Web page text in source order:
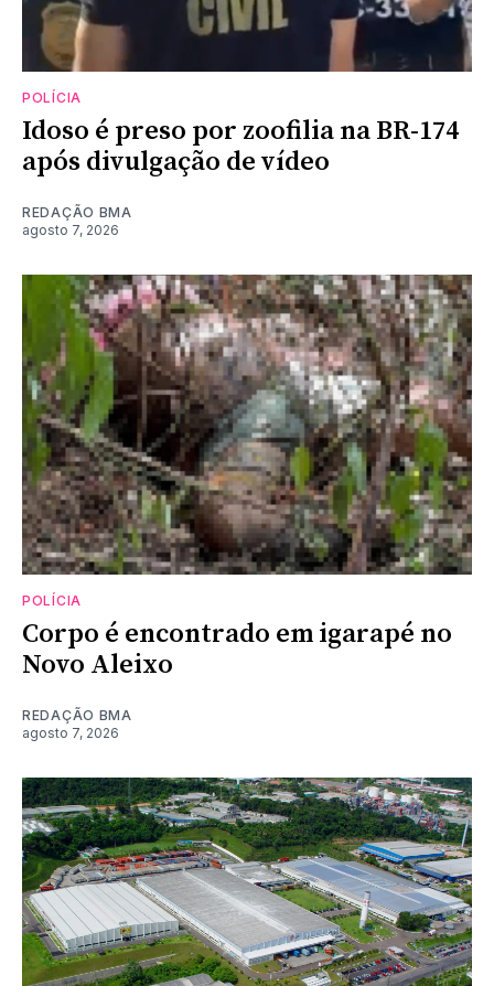
POLÍCIA
Idoso é preso por zoofilia na BR-174
após divulgação de vídeo
REDAÇÃO BMA
agosto 7, 2026
POLÍCIA
Corpo é encontrado em igarapé no
Novo Aleixo
REDAÇÃO BMA
agosto 7, 2026